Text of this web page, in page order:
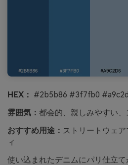
HEX： #2b5b86 #3f7fb0
雰囲気： 都会的、親しみやすい
おすすめ用途： ストリートウェ
ィ
使い込まれたデニムにパリ仕立